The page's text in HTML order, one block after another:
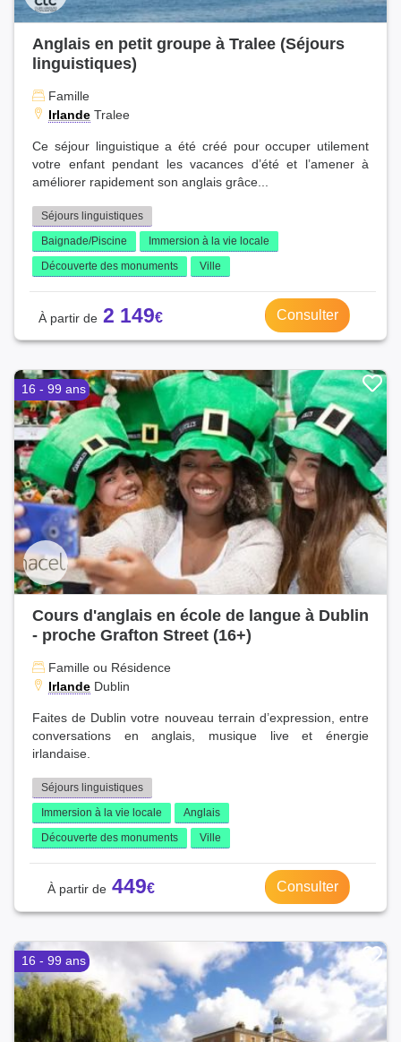
Anglais en petit groupe à Tralee (Séjours
linguistiques)
Famille
Irlande Tralee
Ce séjour linguistique a été créé pour occuper utilement
votre enfant pendant les vacances d’été et l’amener à
améliorer rapidement son anglais grâce...
Séjours linguistiques
Baignade/Piscine
Immersion à la vie locale
Découverte des monuments
Ville
2 149 Consulter
16 - 99 ans
Cours d'anglais en école de langue à Dublin
- proche Grafton Street (16+)
Famille ou Résidence
Irlande Dublin
Faites de Dublin votre nouveau terrain d’expression, entre
conversations en anglais, musique live et énergie
irlandaise.
Séjours linguistiques
Immersion à la vie locale
Anglais
Découverte des monuments
Ville
449 Consulter
16 - 99 ans